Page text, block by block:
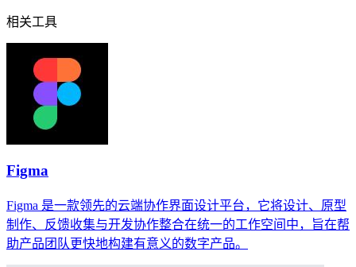
相关工具
Figma
Figma 是一款领先的云端协作界面设计平台，它将设计、原型
制作、反馈收集与开发协作整合在统一的工作空间中，旨在帮
助产品团队更快地构建有意义的数字产品。